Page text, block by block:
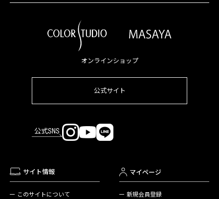
オンラインショップ
公式サイト
公式SNS
サイト情報
このサイトについて
マイページ
新規会員登録